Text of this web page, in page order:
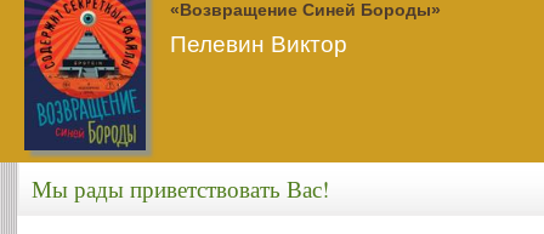
«Возвращение Синей Бороды»
Пелевин Виктор
Мы рады приветствовать Вас!